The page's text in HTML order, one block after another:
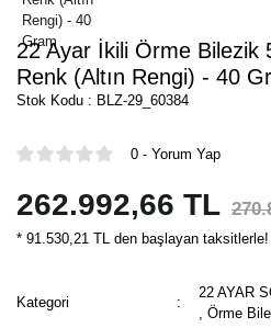
22 Ayar İkili Örme Bilezik
Renk (Altın Rengi) - 40
Stok Kodu : BLZ-29_60384
0 - Yorum Yap
262.992,66 TL
* 91.530,21 TL den başlayan taksitlerle!
Kategori
22 AYAR
,Örme